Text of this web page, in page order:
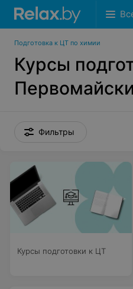
Подготовка к ЦТ по химии
Курсы
Фильтры
Курсы подготовки к ЦТ